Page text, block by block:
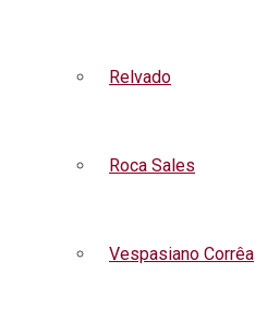
Relvado
Roca Sales
Vespasiano Corrêa